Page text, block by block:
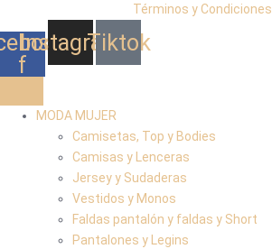
Términos y Condiciones
f
Instagram
Tiktok
MODA MUJER
Camisetas, Top y Bodies
Camisas y Lenceras
Jersey y Sudaderas
Vestidos y Monos
Faldas pantalón y faldas y Short
Pantalones y Legins